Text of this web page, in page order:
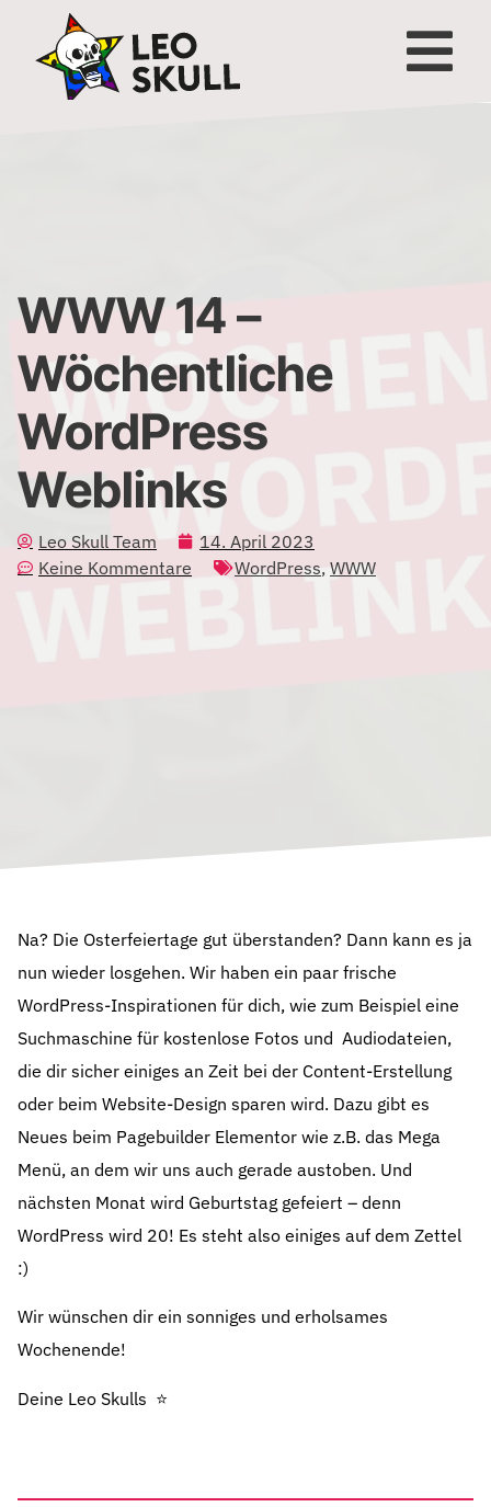
WWW 14 –
Wöchentliche
WordPress
Weblinks
Leo Skull Team
14. April 2023
Keine Kommentare
WordPress, WWW
Na? Die Osterfeiertage gut überstanden? Dann kann es ja
nun wieder losgehen. Wir haben ein paar frische
WordPress-Inspirationen für dich, wie zum Beispiel eine
Suchmaschine für kostenlose Fotos und Audiodateien,
die dir sicher einiges an Zeit bei der Content-Erstellung
oder beim Website-Design sparen wird. Dazu gibt es
Neues beim Pagebuilder Elementor wie z.B. das Mega
Menü, an dem wir uns auch gerade austoben. Und
nächsten Monat wird Geburtstag gefeiert – denn
WordPress wird 20! Es steht also einiges auf dem Zettel
:)
Wir wünschen dir ein sonniges und erholsames
Wochenende!
Deine Leo Skulls ⭐️